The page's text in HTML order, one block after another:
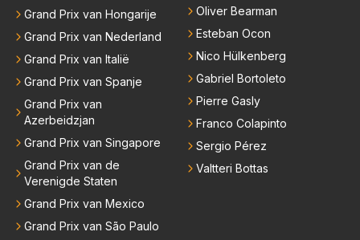
Grand Prix van Hongarije
Grand Prix van Nederland
Grand Prix van Italië
Grand Prix van Spanje
Grand Prix van
Azerbeidzjan
Grand Prix van Singapore
Grand Prix van de
Verenigde Staten
Grand Prix van Mexico
Grand Prix van São Paulo
Oliver Bearman
Esteban Ocon
Nico Hülkenberg
Gabriel Bortoleto
Pierre Gasly
Franco Colapinto
Sergio Pérez
Valtteri Bottas